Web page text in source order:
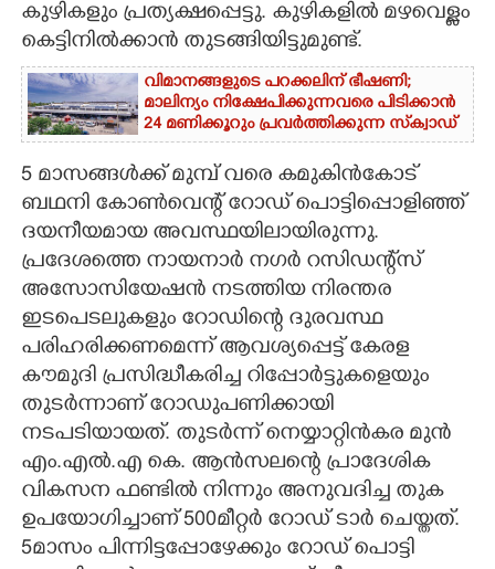
CONTACT US
കുഴികളും പ്രത്യക്ഷപ്പെട്ടു. കുഴികളിൽ മഴവെള്ളം
കെട്ടിനിൽക്കാൻ തുടങ്ങിയിട്ടുമുണ്ട്.
വിമാനങ്ങളുടെ പറക്കലിന് ഭീഷണി;​
മാലിന്യം നിക്ഷേപിക്കുന്നവരെ പിടിക്കാൻ
24 മണിക്കൂറും പ്രവർത്തിക്കുന്ന സ്‌ക്വാഡ്
5 മാസങ്ങൾക്ക് മുമ്പ് വരെ കമുകിൻകോട്
ബഥനി കോൺവെന്റ് റോഡ് പൊട്ടിപ്പൊളിഞ്ഞ്
ദയനീയമായ അവസ്ഥയിലായിരുന്നു.
പ്രദേശത്തെ നായനാർ നഗർ റസിഡന്റ്സ്
അസോസിയേഷൻ നടത്തിയ നിരന്തര
ഇടപെടലുകളും റോഡിന്റെ ദുരവസ്ഥ
പരിഹരിക്കണമെന്ന് ആവശ്യപ്പെട്ട് കേരള
കൗമുദി പ്രസിദ്ധീകരിച്ച റിപ്പോർട്ടുകളെയും
തുടർന്നാണ് റോഡുപണിക്കായി
നടപടിയായത്. തുടർന്ന് നെയ്യാറ്റിൻകര മുൻ
എം.എൽ.എ കെ. ആൻസലന്റെ പ്രാദേശിക
വികസന ഫണ്ടിൽ നിന്നും അനുവദിച്ച തുക
ഉപയോഗിച്ചാണ് 500മീറ്റർ റോഡ് ടാർ ചെയ്തത്.
5മാസം പിന്നിട്ടപ്പോഴേക്കും റോഡ് പൊട്ടി